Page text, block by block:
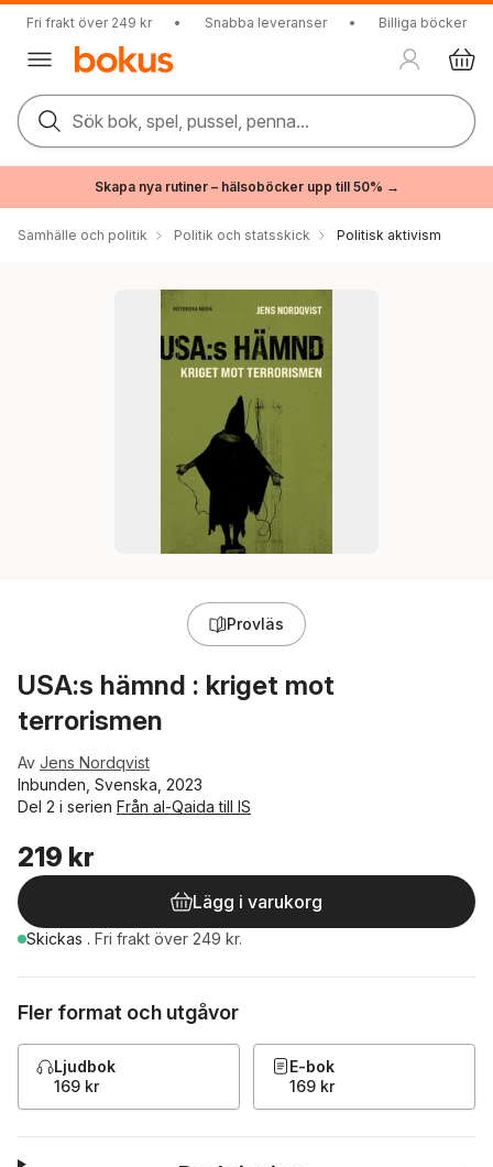
Fri frakt över 249 kr • Snabba leveranser • Billiga böcker
Sök bok, spel, pussel, penna...
Skapa nya rutiner – hälsoböcker upp till 50% →
Samhälle och politik Politik och statsskick Politisk aktivism
Provläs
USA:s hämnd : kriget mot
terrorismen
Av Jens Nordqvist
Inbunden, Svenska, 2023
Del 2 i serien Från al-Qaida till IS
219 kr
Lägg i varukorg
Skickas . Fri frakt över 249 kr.
Fler format och utgåvor
Ljudbok
169 kr
E-bok
169 kr